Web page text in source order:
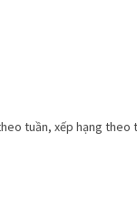
tuần, xếp hạng